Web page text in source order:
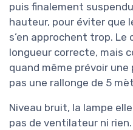
puis finalement
hauteur, pour éviter que
s’en approchent trop.
longueur correcte, mais
quand même prévoir une
pas une rallonge de 5
Niveau bruit, la lampe
pas de ventilateur ni rien.